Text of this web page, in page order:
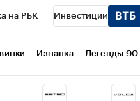
на РБК Инвестиции
проекты Город
Изнанка Легенды